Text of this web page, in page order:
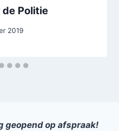
Politie
2019
geopend op afspraak!